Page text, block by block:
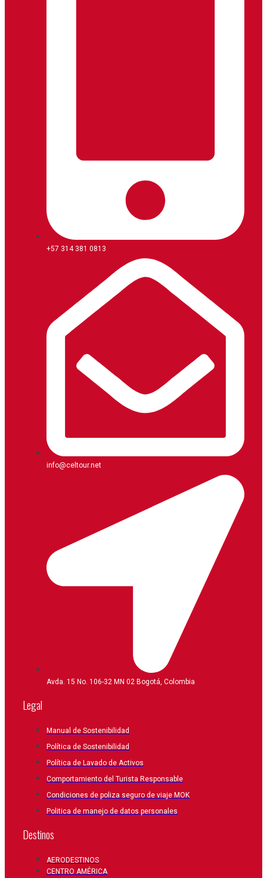
+57 314 381 0813
info@celtour.net
Avda. 15 No. 106-32 MN 02 Bogotá, Colombia
Legal
Manual de Sostenibilidad
Política de Sostenibilidad
Política de Lavado de Activos
Comportamiento del Turista Responsable
Condiciones de poliza seguro de viaje MOK
Politica de manejo de datos personales
Destinos
AERODESTINOS
CENTRO AMÉRICA